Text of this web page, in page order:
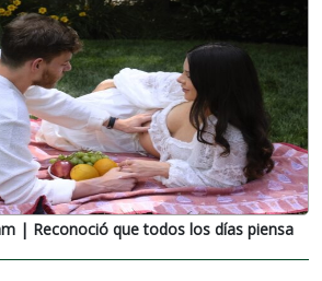
| Reconoció que todos los días piensa